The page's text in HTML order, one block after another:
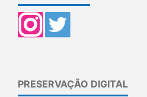
PRESERVAÇÃO DIGITAL